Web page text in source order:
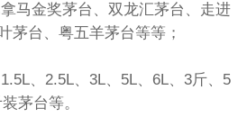
金奖茅台、双龙汇茅台、走进
茅台、粤五羊茅台等等；
、2.5L、3L、5L、6L、3斤、5
茅台等。